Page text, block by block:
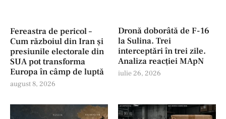
Fereastra de pericol –
Cum războiul din Iran și
presiunile electorale din
SUA pot transforma
Europa în câmp de luptă
august 8, 2026
Dronă doborâtă de F-16
la Sulina. Trei
interceptări în trei zile.
Analiza reacției MApN
iulie 26, 2026